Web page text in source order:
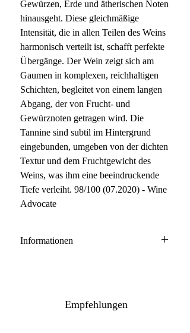
Gewürzen, Erde und ätherischen Noten
hinausgeht. Diese gleichmäßige
Intensität, die in allen Teilen des Weins
harmonisch verteilt ist, schafft perfekte
Übergänge. Der Wein zeigt sich am
Gaumen in komplexen, reichhaltigen
Schichten, begleitet von einem langen
Abgang, der von Frucht- und
Gewürznoten getragen wird. Die
Tannine sind subtil im Hintergrund
eingebunden, umgeben von der dichten
Textur und dem Fruchtgewicht des
Weins, was ihm eine beeindruckende
Tiefe verleiht. 98/100 (07.2020) - Wine
Advocate
Informationen
Ausbau: 24 Monate Holzfass
Empfehlungen